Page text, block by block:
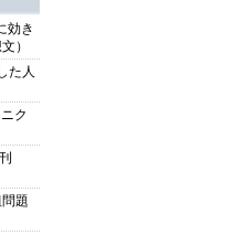
効き
）
た人
ク
題